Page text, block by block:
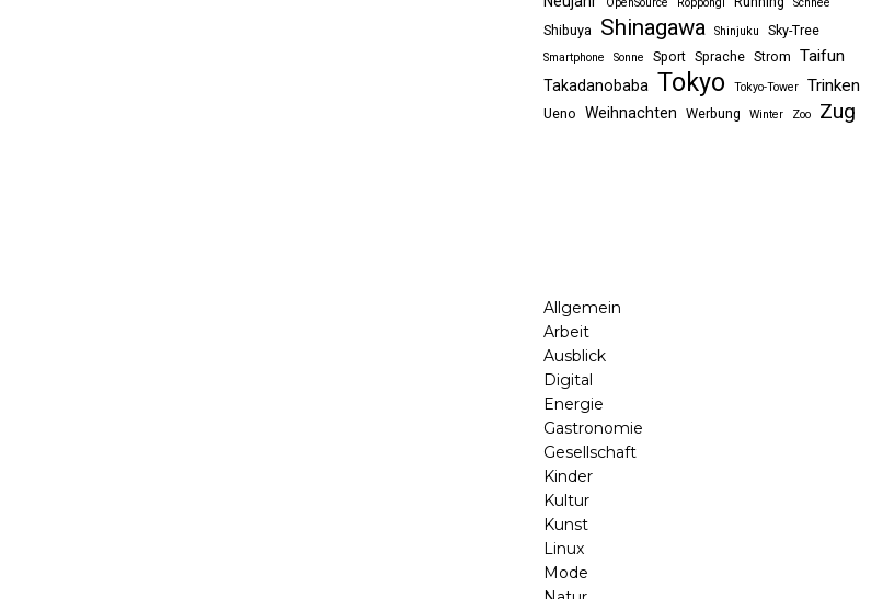
Shibuya Shinagawa Shinjuku Sky-Tree
Smartphone Sonne Sport Sprache Strom Taifun
Takadanobaba Tokyo Tokyo-Tower Trinken
Ueno Weihnachten Werbung Winter Zoo Zug
Allgemein
Arbeit
Ausblick
Digital
Energie
Gastronomie
Gesellschaft
Kinder
Kultur
Kunst
Linux
Mode